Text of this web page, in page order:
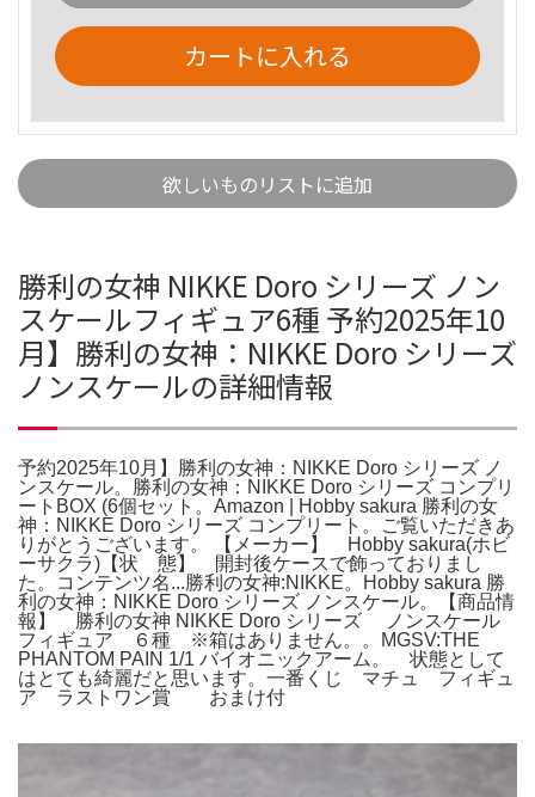
カートに入れる
欲しいものリストに追加
勝利の女神 NIKKE Doro シリーズ ノン
スケールフィギュア6種 予約2025年10
月】勝利の女神：NIKKE Doro シリーズ
ノンスケールの詳細情報
予約2025年10月】勝利の女神：NIKKE Doro シリーズ ノ
ンスケール。勝利の女神：NIKKE Doro シリーズ コンプリ
ートBOX (6個セット。Amazon | Hobby sakura 勝利の女
神：NIKKE Doro シリーズ コンプリート。ご覧いただきあ
りがとうございます。 【メーカー】 Hobby sakura(ホビ
ーサクラ)【状 態】 開封後ケースで飾っておりまし
た。コンテンツ名...勝利の女神:NIKKE。Hobby sakura 勝
利の女神：NIKKE Doro シリーズ ノンスケール。【商品情
報】 勝利の女神 NIKKE Doro シリーズ ノンスケール
フィギュア ６種 ※箱はありません。。MGSV:THE
PHANTOM PAIN 1/1 バイオニックアーム。 状態として
はとても綺麗だと思います。一番くじ マチュ フィギュ
ア ラストワン賞 おまけ付